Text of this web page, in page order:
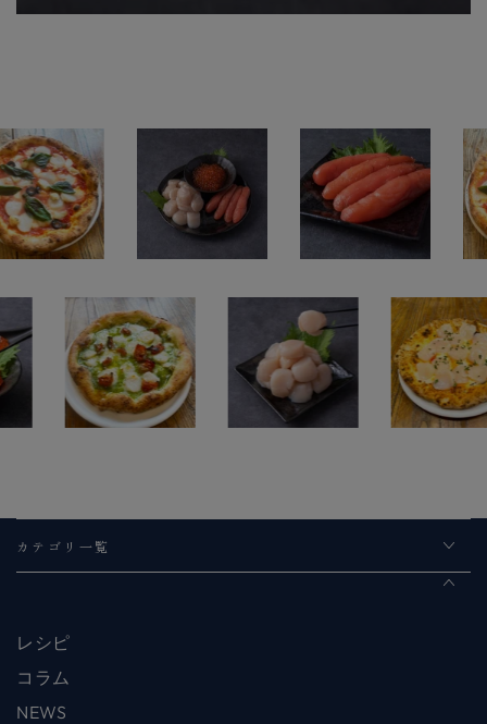
カテゴリ一覧
レシピ
コラム
NEWS